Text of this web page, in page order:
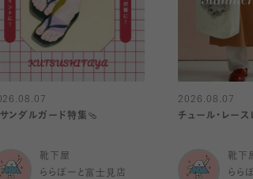
ンダルガード特集🩴
靴下屋
ららぽーと富士見店
2026.08.07
チュール・レース
靴下
らら